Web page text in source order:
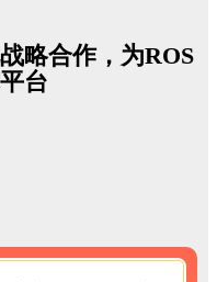
略合作，为ROS
台